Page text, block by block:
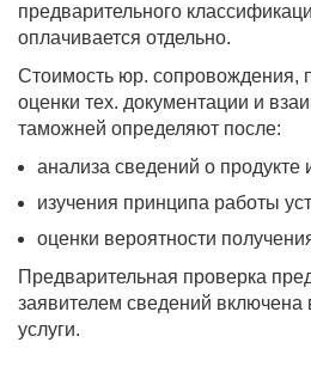
предварительного
оплачивается отдельно.
Стоимость юр. сопровождения,
оценки тех. документации и
таможней определяют после:
анализа сведений о продукте
изучения принципа работы
оценки вероятности
Предварительная проверка
заявителем сведений
услуги.